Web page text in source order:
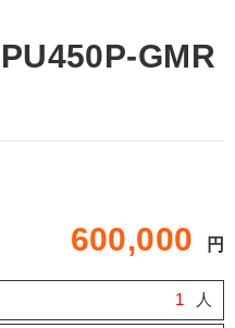
GMR
600,000 円
1 人